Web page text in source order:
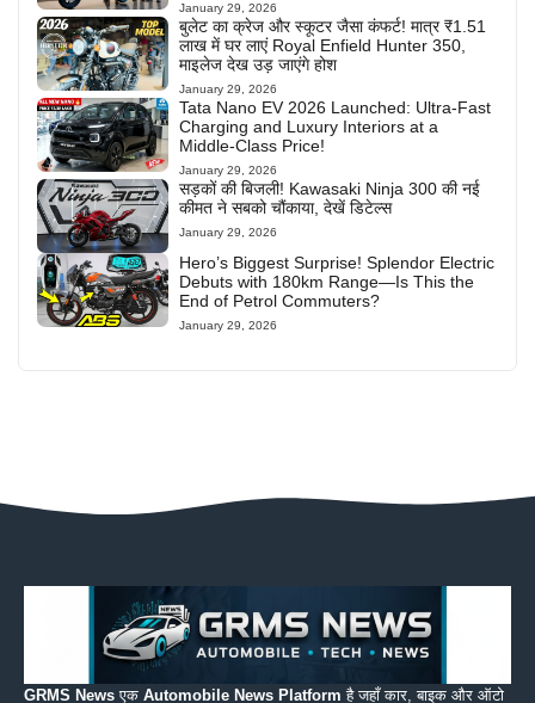
January 29, 2026
बुलेट का क्रेज और स्कूटर जैसा कंफर्ट! मात्र ₹1.51
लाख में घर लाएं Royal Enfield Hunter 350,
माइलेज देख उड़ जाएंगे होश
January 29, 2026
Tata Nano EV 2026 Launched: Ultra-Fast
Charging and Luxury Interiors at a
Middle-Class Price!
January 29, 2026
सड़कों की बिजली! Kawasaki Ninja 300 की नई
कीमत ने सबको चौंकाया, देखें डिटेल्स
January 29, 2026
Hero’s Biggest Surprise! Splendor Electric
Debuts with 180km Range—Is This the
End of Petrol Commuters?
January 29, 2026
GRMS News एक Automobile News Platform है जहाँ कार, बाइक और ऑटो